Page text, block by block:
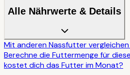
Alle Nährwerte & Details
Mit anderenNassfutter
Berechne die Futtermenge für
kostet dich das Futter im Monat?